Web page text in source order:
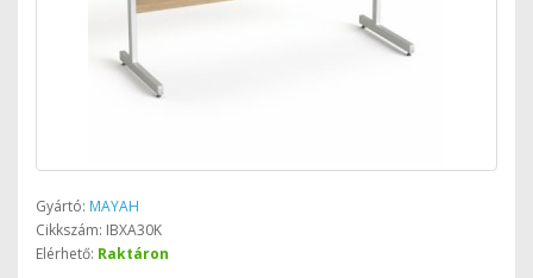
Gyártó: MAYAH
Cikkszám: IBXA30K
Elérhető: Raktáron